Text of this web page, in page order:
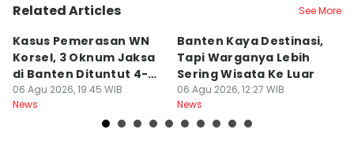
Related Articles See More
Kasus Pemerasan WN
Korsel, 3 Oknum Jaksa
di Banten Dituntut 4-5
Tahun
06 Agu 2026, 19:45 WIB
News
Banten Kaya Destinasi,
Tapi Warganya Lebih
Sering Wisata Ke Luar
06 Agu 2026, 12:27 WIB
News